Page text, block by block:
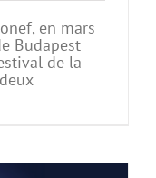
en mars
Budapest
de la